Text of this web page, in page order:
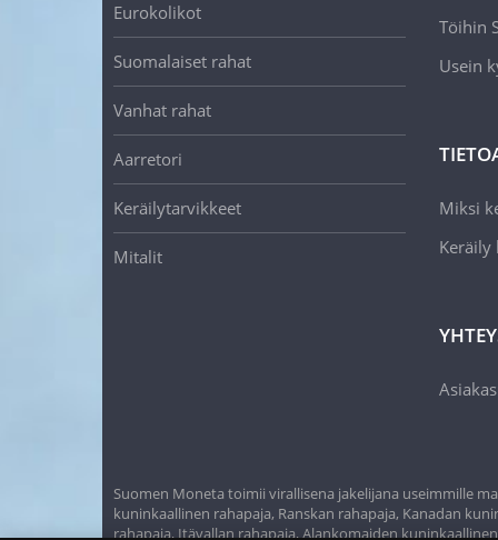
Eurokolikot
Suomalaiset rahat
Vanhat rahat
Aarretori
Keräilytarvikkeet
Mitalit
Töihin
Usein
Miksi
Keräily
Suomen Moneta toimii virallisena jakelijana useimmille
kuninkaallinen rahapaja, Ranskan rahapaja, Kanadan
rahapaja, Itävallan rahapaja, Alankomaiden